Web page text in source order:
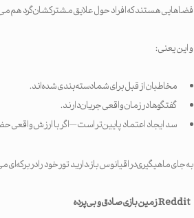
فضاهایی هستند که افراد حول علایق مشترکشان گرد هم
و این یعنی:
مخاطبان از قبل برای شما دسته‌بندی شده‌اند.
گفتگوها در زمان واقعی جریان دارند.
سد ایجاد اعتماد پایین‌تر است — اگر با ارزش واقعی
به جای ماهیگیری در اقیانوس باز، دارید تور خود را در
Redditزمین بازی صادق و بی‌پرده